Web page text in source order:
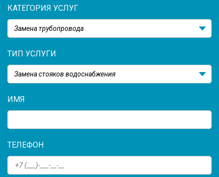
КАТЕГОРИЯ УСЛУГ
Замена трубопровода
ИМЯ
ТИП УСЛУГИ
Замена стояков водоснабжения
ТЕЛЕФОН